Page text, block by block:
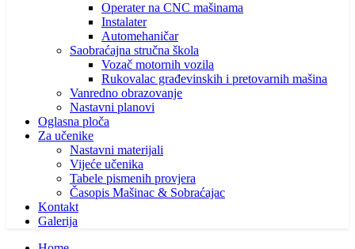
Operater na CNC mašinama
Instalater
Automehaničar
Saobraćajna stručna škola
Vozač motornih vozila
Rukovalac građevinskih i pretovarnih mašina
Vanredno obrazovanje
Nastavni planovi
Oglasna ploča
Za učenike
Nastavni materijali
Vijeće učenika
Tabele pismenih provjera
Časopis Mašinac & Sobraćajac
Kontakt
Galerija